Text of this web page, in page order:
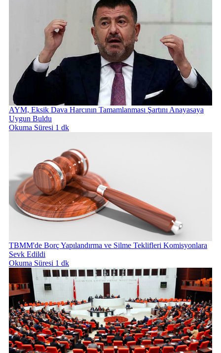
AYM, Eksik Dava Harcının Tamamlanması Şartını Anayasaya
Uygun Buldu
Okuma Süresi 1 dk
TBMM'de Borç Yapılandırma ve Silme Teklifleri Komisyonlara
Sevk Edildi
Okuma Süresi 1 dk